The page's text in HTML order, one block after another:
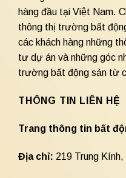
hàng đầu tại Việt Nam.
thông thị trường bất
các khách hàng những
tư dự án và những góc
trường bất động sản từ
THÔNG TIN LIÊN HỆ
Trang thông tin bất
Địa chỉ: 219 Trung Kính,